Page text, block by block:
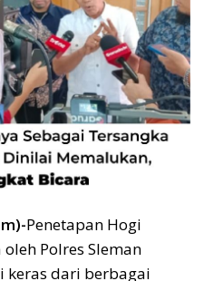
Penetapan Hogi
Polres Sleman
keras dari berbagai